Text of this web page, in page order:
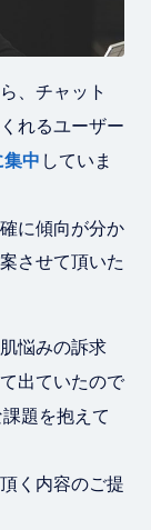
、チャット
れるユーザー
中 していま
に傾向が分か
させて頂いた
悩みの訴求
出ていたので
題を抱えて
く内容のご提